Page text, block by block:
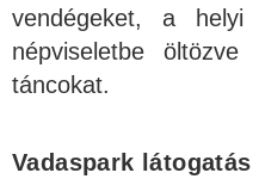
vendégeket, a helyi
népviseletbe
táncokat.
Vadaspark látogatás